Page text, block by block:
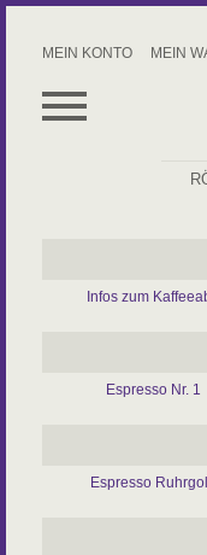
MEIN KONTO MEIN
KAFFEE
ZUBEHÖR
Infos zum
Espresso Nr. 1
Espresso